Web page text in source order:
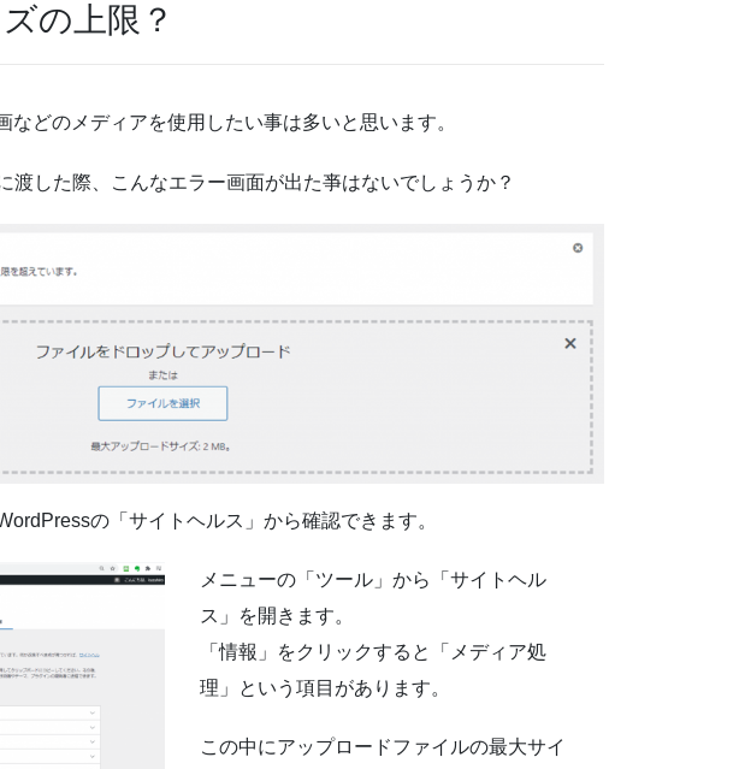
の上限？
どのメディアを使用したい事は多いと思います。
渡した際、こんなエラー画面が出た亊はないでしょうか？
の「サイトヘルス」から確認できます。
メニューの「ツール」から「サイトヘル
ス」を開きます。
「情報」をクリックすると「メディア処
理」という項目があります。
この中にアップロードファイルの最大サイ